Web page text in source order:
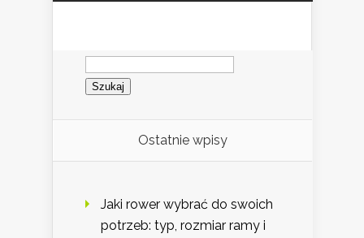
Szukaj:
Ostatnie wpisy
Jaki rower wybrać do swoich
potrzeb: typ, rozmiar ramy i